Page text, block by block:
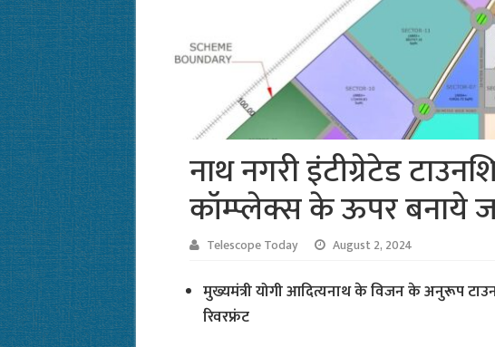
नाथ नगरी इंटीग्रेटेड
कॉम्प्लेक्स के ऊपर बनाये
Telescope Today August 2, 2024
मुख्यमंत्री योगी आदित्यनाथ के विजन के अनुरूप
रिवरफ्रंट